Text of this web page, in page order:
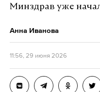
многокилометровые
субъектах были
топлива.
Минздрав уже
Анна Иванова
11:56, 29 июня 2026